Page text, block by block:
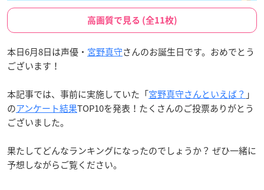
高画質で見る (全11枚)
本日6月8日は声優・ 宮野真守さんのお誕生日です。おめでとう
ございます！
本記事では、事前に実施していた「宮野真守さんといえば？ 」
のアンケート結果TOP10を発表！たくさんのご投票ありがとう
ございました。
果たしてどんなランキングになったのでしょうか？ ぜひ一緒に
予想しながらご覧ください。